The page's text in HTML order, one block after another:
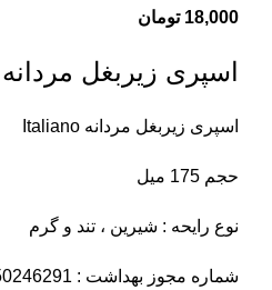
18,000 تومان
اسپری زیربغل مردانه Italiano
اسپری زیربغل مردانه Italiano
حجم 175 میل
نوع رایحه : شیرین ، تند و گرم
شماره مجوز بهداشت : 1041897750246291